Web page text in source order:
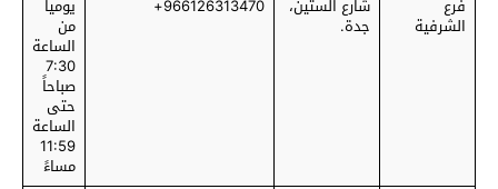
فرع
الشرفية
شارع الستين،
جدة.
966126313470+ يومياً
من
الساعة
7:30
صباحاً
حتى
الساعة
11:59
مساءً